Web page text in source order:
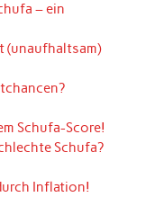
– ein
(unaufhaltsam)
Schufa-Score!
Schufa?
Inflation!